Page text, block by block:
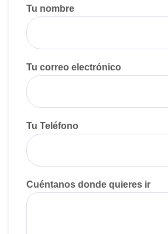
Tu nombre
Tu correo electrónico
Tu Teléfono
Cuéntanos donde quieres ir